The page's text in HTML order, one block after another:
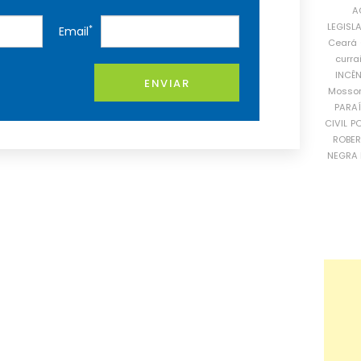
Email*
ENVIAR
Ceará
CIVIL
NEGRA